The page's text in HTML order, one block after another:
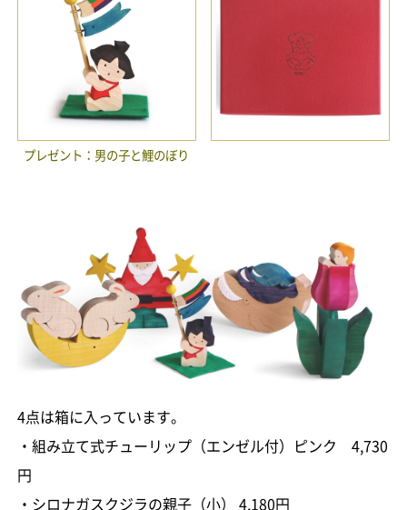
プレゼント：男の子と鯉のぼり
4点は箱に入っています。
・組み立て式チューリップ（エンゼル付）ピンク 4,730
円
・シロナガスクジラの親子（小） 4,180円